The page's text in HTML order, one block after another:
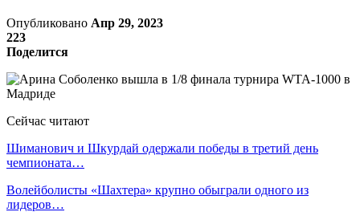
Опубликовано Апр 29, 2023
223
Поделится
Сейчас читают
Шиманович и Шкурдай одержали победы в третий день
чемпионата…
Волейболисты «Шахтера» крупно обыграли одного из
лидеров…